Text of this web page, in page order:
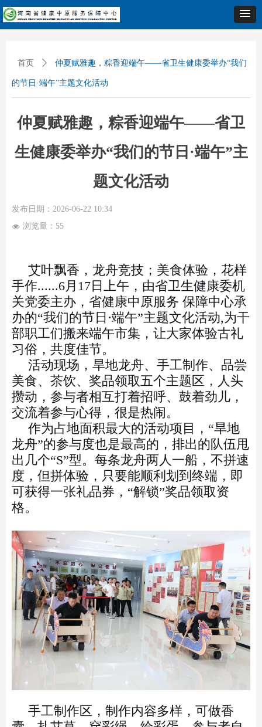
首页 ꄲ 仲夏赋雅趣，粽香迎端午——省卫生健康委举办“我们
的节日·端午”主题文化活动
仲夏赋雅趣，粽香迎端午——省卫
生健康委举办“我们的节日·端午”主
题文化活动
发布日期： 2026-06-22 10:34
넶 浏览量： 55
艾叶飘香，龙舟竞技；美食体验，花样
手作......6月17日上午，由省卫生健康委机
关党委主办，省健康中原服务 保障中心承
办的“我们的节日·端午”主题文化活动,为干
部职工们搬来端午市集，让大家体验古礼
习俗，共度佳节。
活动现场，旱地龙舟、手工制作、品尝
美食、茶饮、奖品领取五个主题区，人头
攒动，参与者相互打着招呼、鼓着劲儿，
交流着参与心得，很是热闹。
作为占地面积最大的活动项目，“旱地
龙舟”的参与度也是最高的，排出的队伍甩
出几个“S”型。每条龙舟两人一船，不拼速
度，但拼体验，只要能顺利划到终端，即
可获得一张礼品券，“解锁”奖品领取资
格。
手工制作区，制作内容多样，可做香